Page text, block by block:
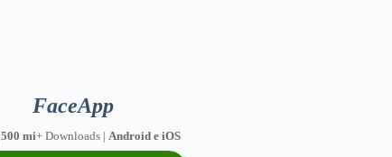
FaceApp
500 mi+ Downloads | Android e iOS